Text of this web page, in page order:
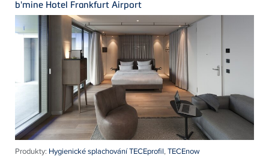
b'mine Hotel Frankfurt Airport
Produkty: Hygienické splachování TECEprofil,TECEnow